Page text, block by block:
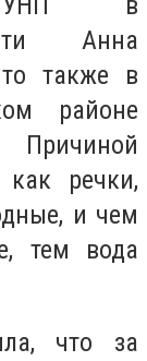
Анна
также в
районе
Причиной
речки,
и чем
тем вода
что за